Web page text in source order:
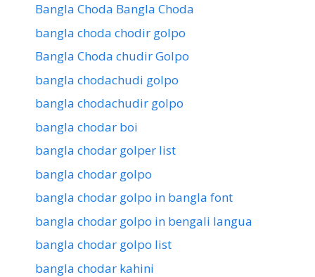
Bangla Choda Bangla Choda
bangla choda chodir golpo
Bangla Choda chudir Golpo
bangla chodachudi golpo
bangla chodachudir golpo
bangla chodar boi
bangla chodar golper list
bangla chodar golpo
bangla chodar golpo in bangla font
bangla chodar golpo in bengali langua
bangla chodar golpo list
bangla chodar kahini